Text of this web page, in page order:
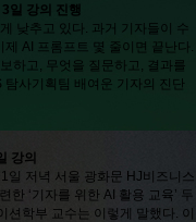
일 강의 진행
낮추고 있다. 과거 기자들이 수
제 AI 프롬프트 몇 줄이면 끝난다.
하고, 무엇을 질문하고, 결과를
사기획팀 배여운 기자의 진단
강의
일 저녁 서울 광화문 HJ비즈니스
‘기자를 위한 AI 활용 교육’ 두
학부 교수는 이렇게 말했다. 이